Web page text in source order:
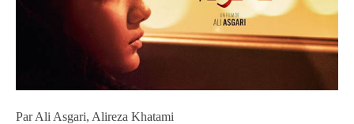
Par Ali Asgari, Alireza Khatami